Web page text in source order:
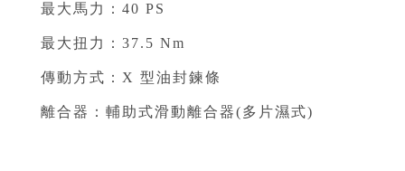
最大馬力：40 PS ⁣⁣
最大扭力：37.5 Nm ⁣⁣
傳動方式：X 型油封鍊條 ⁣⁣
離合器：輔助式滑動離合器(多片濕式)